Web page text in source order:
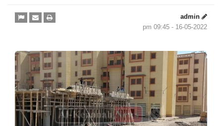
admin
16-05-2022 - 09:45 pm